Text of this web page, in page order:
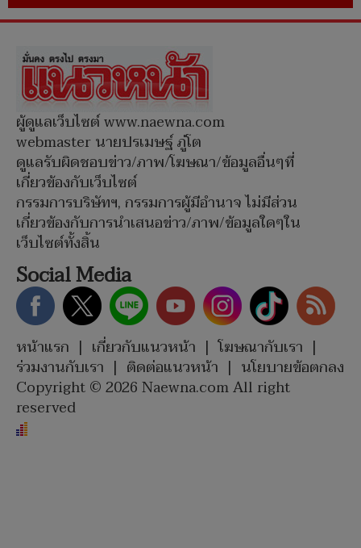
ผู้ดูแลเว็บไซต์ www.naewna.com
webmaster นายปรเมษฐ์ ภู่โต
ดูแลรับผิดชอบข่าว/ภาพ/โฆษณา/ข้อมูลอื่นๆที่
เกี่ยวข้องกับเว็บไซต์
กรรมการบริษัทฯ, กรรมการผู้มีอำนาจ ไม่มีส่วน
เกี่ยวข้องกับการนำเสนอข่าว/ภาพ/ข้อมูลใดๆใน
เว็บไซต์ทั้งสิ้น
Social Media
หน้าแรก | เกี่ยวกับแนวหน้า | โฆษณากับเรา |
ร่วมงานกับเรา | ติดต่อแนวหน้า | นโยบายข้อตกลง
Copyright © 2026 Naewna.com All right
reserved